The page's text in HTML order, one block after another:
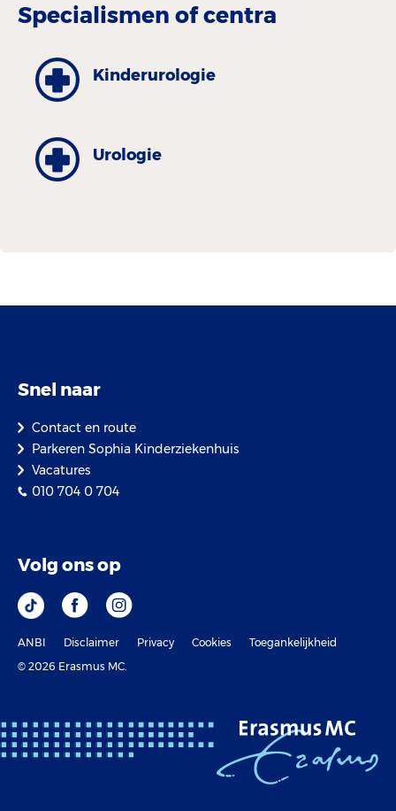
Specialismen of centra
Kinder­urologie
Urologie
Snel naar
Contact en route
Parkeren Sophia Kinderziekenhuis
Vacatures
010 704 0 704
Volg ons op
ANBI Disclaimer Privacy Cookies
Toegankelijkheid
© 2026 Erasmus MC.